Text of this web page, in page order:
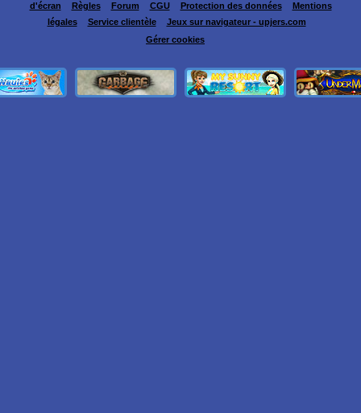
d'écran
Règles Forum CGU Protection des données
Mentions
légales
Service clientèle
Jeux sur navigateur - upjers.com
Gérer cookies